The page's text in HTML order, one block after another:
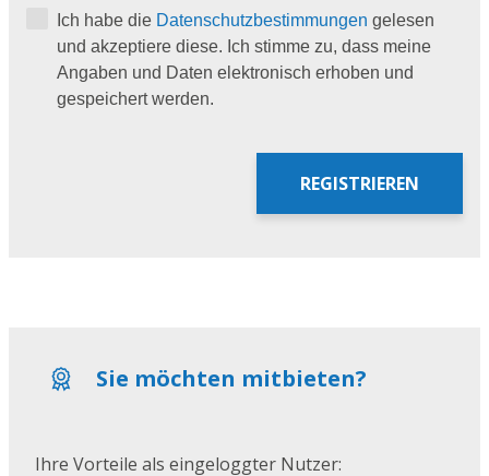
Ich habe die Datenschutzbestimmungen gelesen
und akzeptiere diese. Ich stimme zu, dass meine
Angaben und Daten elektronisch erhoben und
gespeichert werden.
REGISTRIEREN
Sie möchten mitbieten?
Ihre Vorteile als eingeloggter Nutzer: